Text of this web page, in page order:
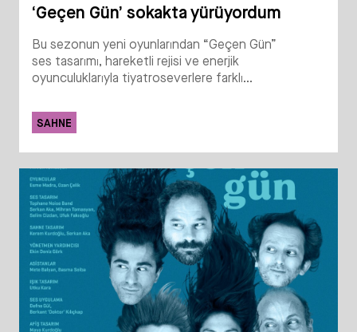
‘Geçen Gün’ sokakta yürüyordum
Bu sezonun yeni oyunlarından “Geçen Gün”
ses tasarımı, hareketli rejisi ve enerjik
oyunculuklarıyla tiyatroseverlere farklı...
SAHNE